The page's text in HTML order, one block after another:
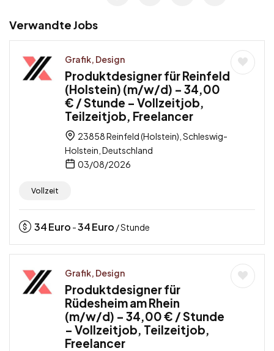
Verwandte Jobs
Grafik, Design
Produktdesigner für Reinfeld
(Holstein) (m/w/d) – 34,00
€ / Stunde – Vollzeitjob,
Teilzeitjob, Freelancer
23858 Reinfeld (Holstein), Schleswig-
Holstein, Deutschland
03/08/2026
Vollzeit
34Euro -34Euro / Stunde
Grafik, Design
Produktdesigner für
Rüdesheim am Rhein
(m/w/d) – 34,00 € / Stunde
– Vollzeitjob, Teilzeitjob,
Freelancer